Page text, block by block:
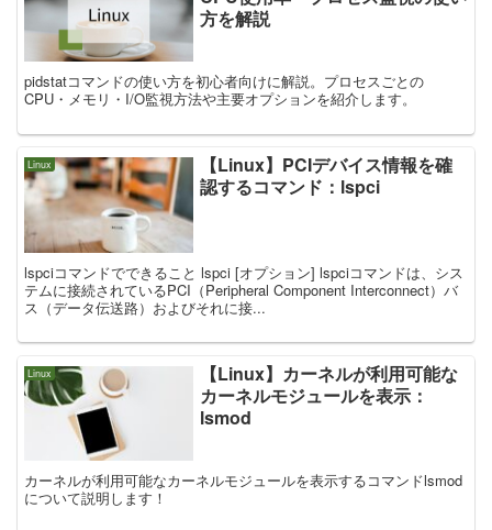
方を解説
pidstatコマンドの使い方を初心者向けに解説。プロセスごとの
CPU・メモリ・I/O監視方法や主要オプションを紹介します。
Linux
【Linux】PCIデバイス情報を確
認するコマンド：lspci
lspciコマンドでできること lspci [オプション] lspciコマンドは、シス
テムに接続されているPCI（Peripheral Component Interconnect）バ
ス（データ伝送路）およびそれに接...
Linux
【Linux】カーネルが利用可能な
カーネルモジュールを表示：
lsmod
カーネルが利用可能なカーネルモジュールを表示するコマンドlsmod
について説明します！